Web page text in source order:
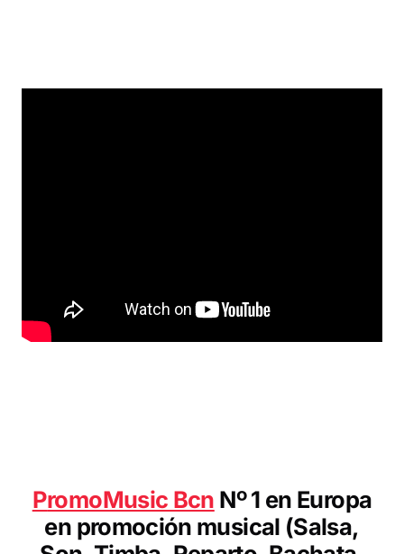
PromoMusic Bcn Nº 1 en Europa
en promoción musical (Salsa,